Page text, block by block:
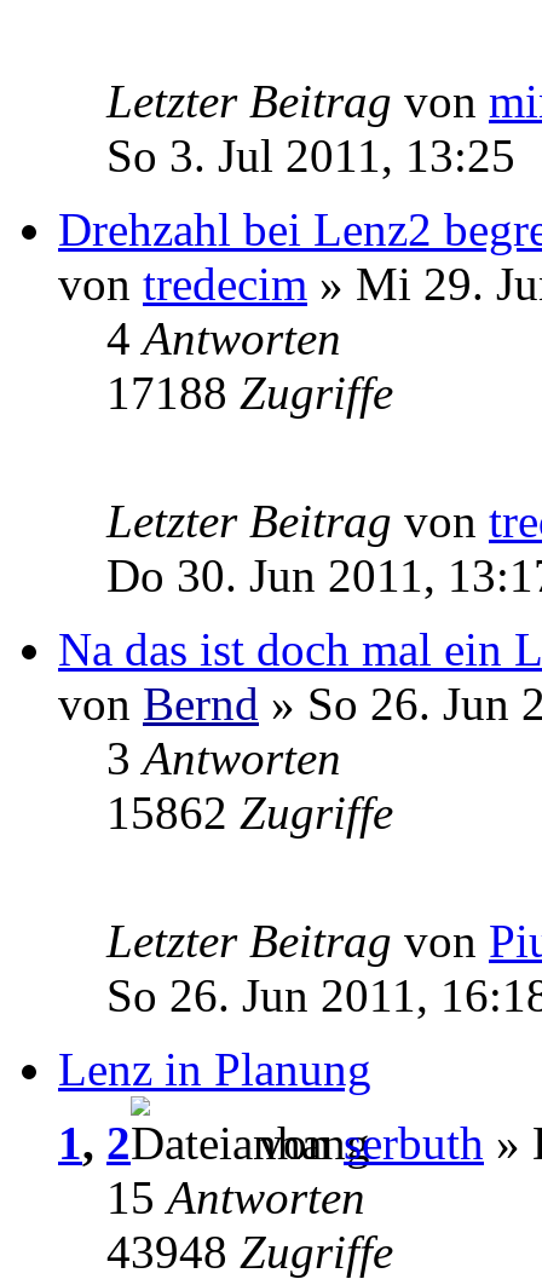
Letzter Beitrag von
So 3. Jul 2011, 13:25
Drehzahl bei Lenz2
von tredecim » Mi 29.
4Antworten
17188 Zugriffe
Letzter Beitrag von
Do 30. Jun 2011,
Na das ist doch mal ein
von Bernd » So 26. Jun
3Antworten
15862 Zugriffe
Letzter Beitrag von
So 26. Jun 2011,
Lenz in Planung
1, 2 vonserbuth »
15Antworten
43948 Zugriffe